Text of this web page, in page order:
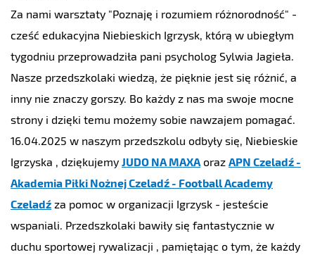
Za nami warsztaty "Poznaję i rozumiem różnorodność" -
cześć edukacyjna Niebieskich Igrzysk, którą w ubiegłym
tygodniu przeprowadziła pani psycholog Sylwia Jagieła.
Nasze przedszkolaki wiedzą, że pięknie jest się różnić, a
inny nie znaczy gorszy. Bo każdy z nas ma swoje mocne
strony i dzięki temu możemy sobie nawzajem pomagać.
16.04.2025 w naszym przedszkolu odbyły się, Niebieskie
Igrzyska , dziękujemy JUDO NA MAXA oraz APN Czeladź -
Akademia Piłki Nożnej Czeladź - Football Academy
Czeladź za pomoc w organizacji Igrzysk - jesteście
wspaniali. Przedszkolaki bawiły się fantastycznie w
duchu sportowej rywalizacji , pamiętając o tym, że każdy